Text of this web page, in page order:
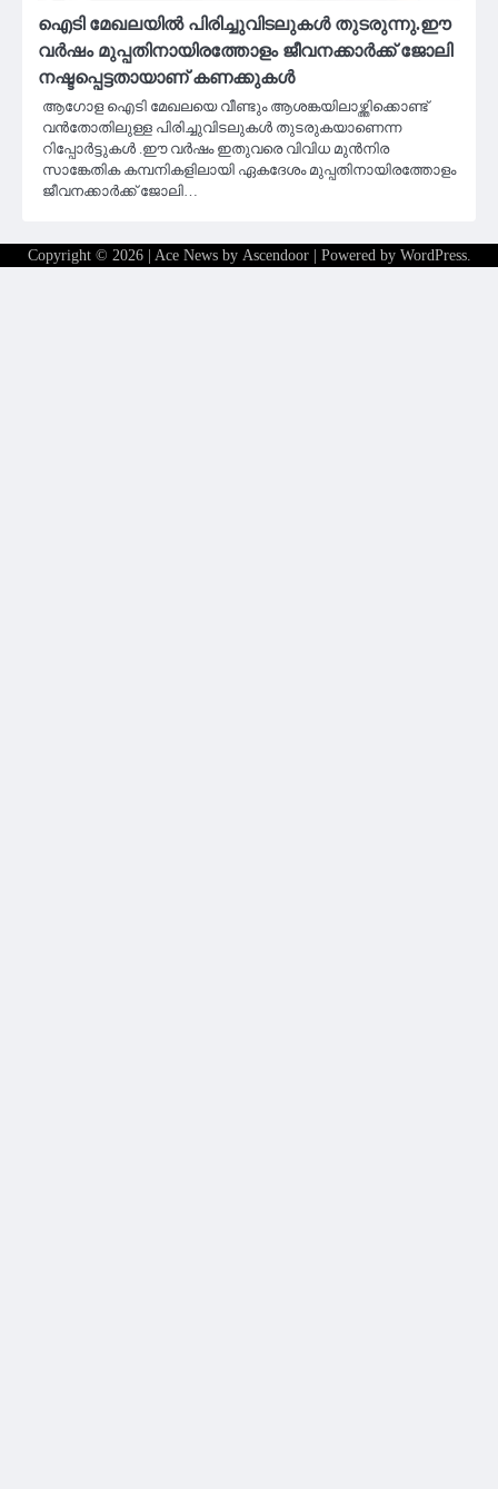
ഐടി മേഖലയിൽ പിരിച്ചുവിടലുകൾ തുടരുന്നു.ഈ
വർഷം മുപ്പതിനായിരത്തോളം ജീവനക്കാർക്ക് ജോലി
നഷ്ടപ്പെട്ടതായാണ് കണക്കുകൾ
ആഗോള ഐടി മേഖലയെ വീണ്ടും ആശങ്കയിലാഴ്ത്തിക്കൊണ്ട്
വൻതോതിലുള്ള പിരിച്ചുവിടലുകൾ തുടരുകയാണെന്ന
റിപ്പോർട്ടുകൾ .ഈ വർഷം ഇതുവരെ വിവിധ മുൻനിര
സാങ്കേതിക കമ്പനികളിലായി ഏകദേശം മുപ്പതിനായിരത്തോളം
ജീവനക്കാർക്ക് ജോലി…
Copyright © 2026 | Ace News by Ascendoor| Powered by WordPress.